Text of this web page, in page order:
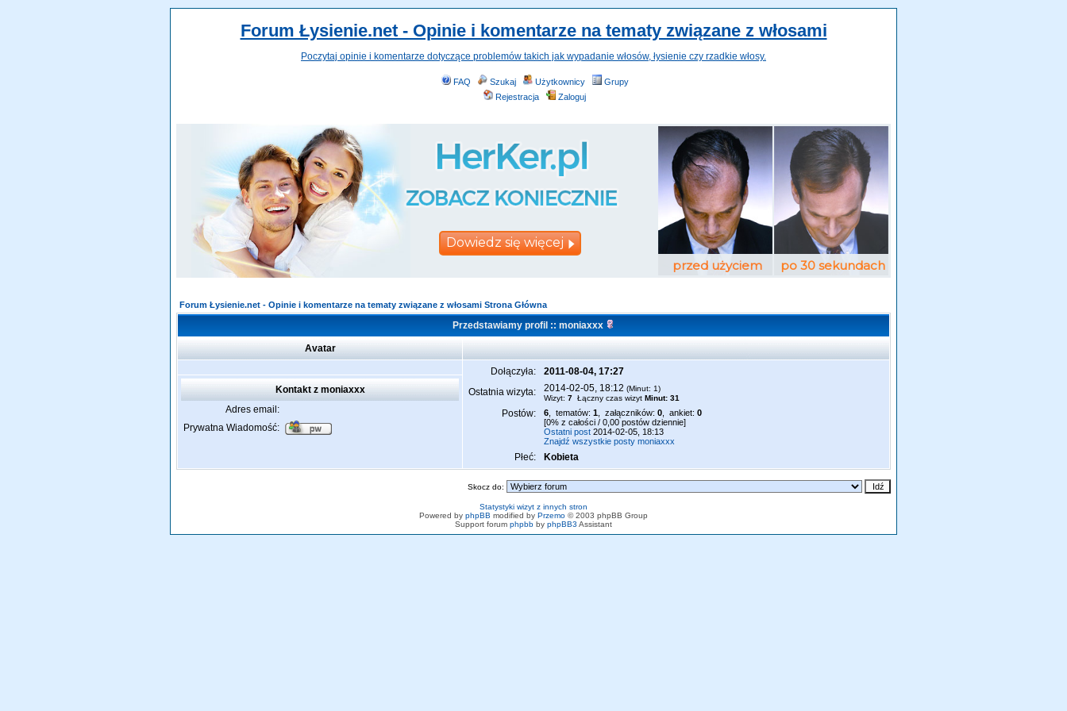
Forum Łysienie.net - Opinie i komentarze na tematy związane z włosami
Poczytaj opinie i komentarze dotyczące problemów takich jak wypadanie włosów, łysienie czy rzadkie włosy.
FAQ Szukaj Użytkownicy
Grupy
Rejestracja
Zaloguj
Forum Łysienie.net - Opinie i komentarze na tematy związane z włosami Strona Główna
Przedstawiamy profil :: moniaxxx
Avatar
Dołączyła:
2011-08-04, 17:27
Ostatnia wizyta:
2014-02-05, 18:12 (Minut: 1)
Wizyt: 7 Łączny czas wizyt Minut: 31
Postów: 6 , tematów: 1 , załączników: 0 , ankiet: 0
[0% z całości / 0,00 postów dziennie]
Ostatni post 2014-02-05, 18:13
Znajdź wszystkie posty moniaxxx
Płeć: Kobieta
Kontakt z moniaxxx
Adres email:
Prywatna Wiadomość:
Skocz do:
Statystyki wizyt z innych stron
Powered by phpBB modified by Przemo © 2003 phpBB Group
Support forum phpbb by phpBB3 Assistant